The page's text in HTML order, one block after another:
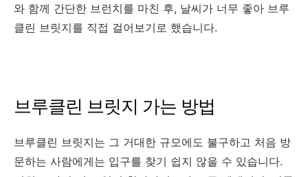
와 함께 간단한 브런치를 마친 후, 날씨가 너무 좋아 브루
클린 브릿지를 직접 걸어보기로 했습니다.
브루클린 브릿지 가는 방법
브루클린 브릿지는 그 거대한 규모에도 불구하고 처음 방
문하는 사람에게는 입구를 찾기 쉽지 않을 수 있습니다.